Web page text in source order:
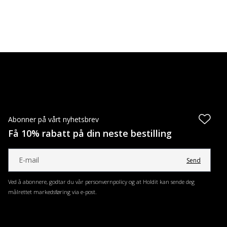
Abonner på vårt nyhetsbrev
Få 10% rabatt på din neste bestilling
Send
Ved å abonnere, godtar du vår personvernpolicy og at Holdit kan sende deg
målrettet markedsføring via e-post.